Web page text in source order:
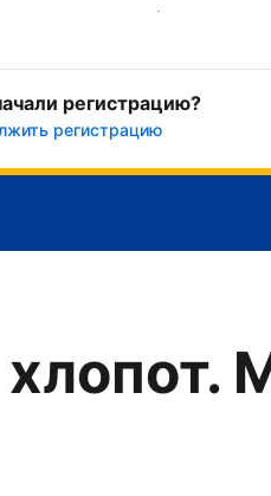
Начать
регистрацию?
регистрацию
хлопот.